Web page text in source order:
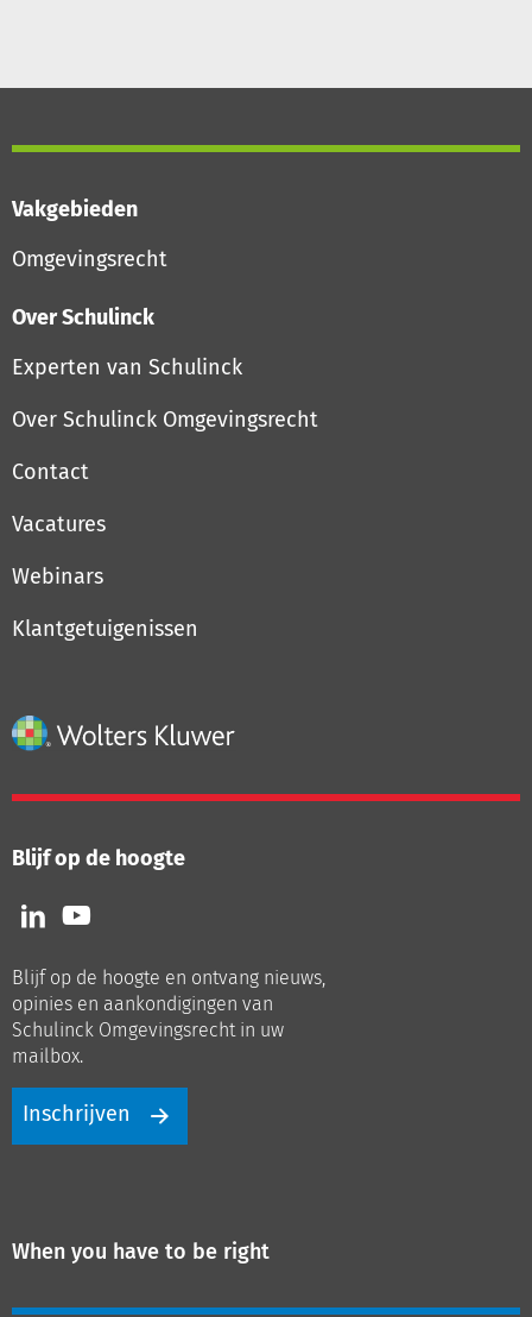
Vakgebieden
Omgevingsrecht
Over Schulinck
Experten van Schulinck
Over Schulinck Omgevingsrecht
Contact
Vacatures
Webinars
Klantgetuigenissen
Blijf op de hoogte
Volg
ons
LinkedIn
Volg
ons
Youtube
Blijf op de hoogte en ontvang nieuws,
opinies en aankondigingen van
Schulinck Omgevingsrecht in uw
mailbox.
Inschrijven
When you have to be right